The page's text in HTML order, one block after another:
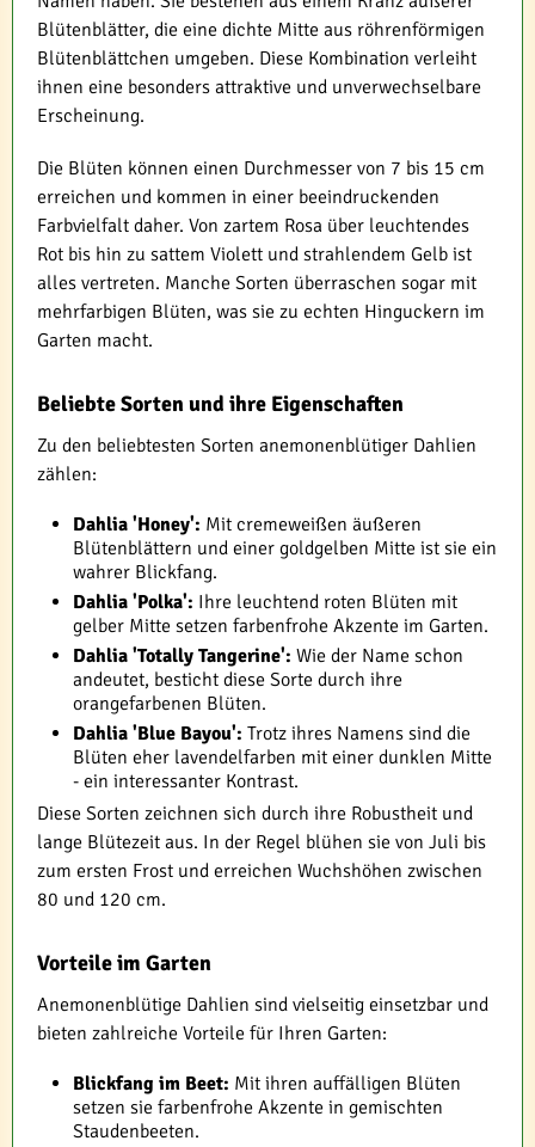
Blütenblätter, die eine dichte Mitte aus röhrenförmigen
Blütenblättchen umgeben. Diese Kombination verleiht
ihnen eine besonders attraktive und unverwechselbare
Erscheinung.
Die Blüten können einen Durchmesser von 7 bis 15 cm
erreichen und kommen in einer beeindruckenden
Farbvielfalt daher. Von zartem Rosa über leuchtendes
Rot bis hin zu sattem Violett und strahlendem Gelb ist
alles vertreten. Manche Sorten überraschen sogar mit
mehrfarbigen Blüten, was sie zu echten Hinguckern im
Garten macht.
Beliebte Sorten und ihre Eigenschaften
Zu den beliebtesten Sorten anemonenblütiger Dahlien
zählen:
Dahlia 'Honey': Mit cremeweißen äußeren
Blütenblättern und einer goldgelben Mitte ist sie ein
wahrer Blickfang.
Dahlia 'Polka': Ihre leuchtend roten Blüten mit
gelber Mitte setzen farbenfrohe Akzente im Garten.
Dahlia 'Totally Tangerine': Wie der Name schon
andeutet, besticht diese Sorte durch ihre
orangefarbenen Blüten.
Dahlia 'Blue Bayou': Trotz ihres Namens sind die
Blüten eher lavendelfarben mit einer dunklen Mitte
- ein interessanter Kontrast.
Diese Sorten zeichnen sich durch ihre Robustheit und
lange Blütezeit aus. In der Regel blühen sie von Juli bis
zum ersten Frost und erreichen Wuchshöhen zwischen
80 und 120 cm.
Vorteile im Garten
Anemonenblütige Dahlien sind vielseitig einsetzbar und
bieten zahlreiche Vorteile für Ihren Garten:
Blickfang im Beet: Mit ihren auffälligen Blüten
setzen sie farbenfrohe Akzente in gemischten
Staudenbeeten.